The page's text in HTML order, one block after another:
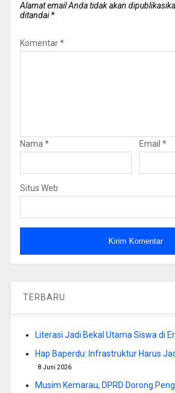
Alamat email Anda tidak akan
ditandai*
Komentar*
Nama * Email *
Situs Web
TERBARU
Literasi Jadi Bekal Utama Siswa di
Hap Baperdu: Infrastruktur Harus
8 Juni 2026
Musim Kemarau, DPRD Dorong